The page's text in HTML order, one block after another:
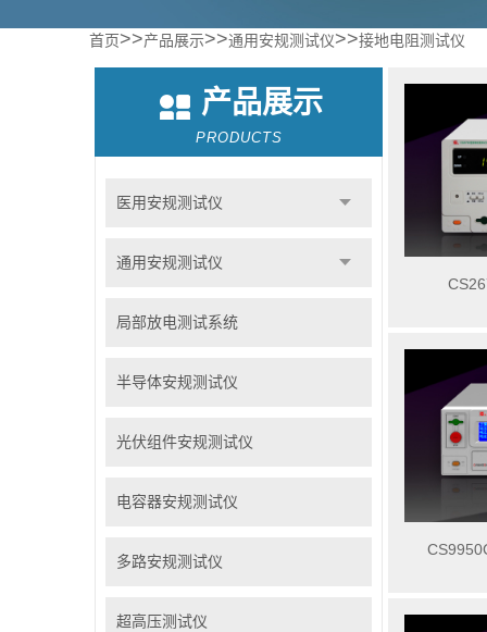
首页>>产品展示>>通用安规测试仪>>接地电阻测试仪
产品展示
PRODUCTS
医用安规测试仪
通用安规测试仪
局部放电测试系统
半导体安规测试仪
光伏组件安规测试仪
电容器安规测试仪
多路安规测试仪
超高压测试仪